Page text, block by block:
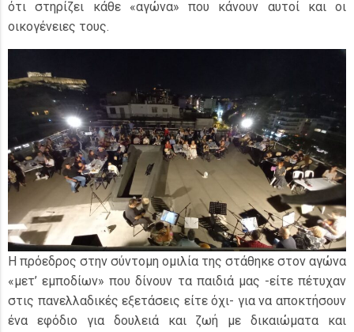
ότι στηρίζει κάθε «αγώνα» που κάνουν αυτοί και οι
οικογένειες τους.
Η πρόεδρος στην σύντομη ομιλία της στάθηκε στον αγώνα
«μετ’ εμποδίων» που δίνουν τα παιδιά μας -είτε πέτυχαν
στις πανελλαδικές εξετάσεις είτε όχι- για να αποκτήσουν
ένα εφόδιο για δουλειά και ζωή με δικαιώματα και